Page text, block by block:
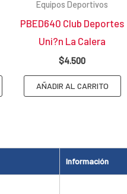
Información
Equipos Deportivos
PBED640 Club Deportes
Uni?n La Calera
$4.500
AÑADIR AL CARRITO